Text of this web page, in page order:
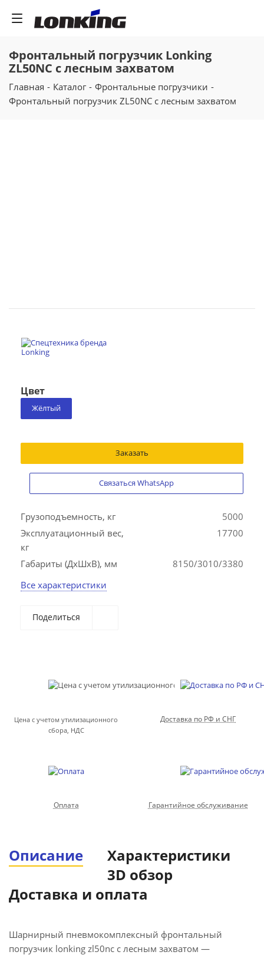
Фронтальный погрузчик Lonking
ZL50NC с лесным захватом
Главная - Каталог - Фронтальные погрузчики -
Фронтальный погрузчик ZL50NC с лесным захватом
Цвет
Жёлтый
Заказать
Связаться WhatsApp
Грузоподъемность, кг
5000
Эксплуатационный вес,
кг
17700
Габариты (ДхШхВ), мм
8150/3010/3380
Все характеристики
Поделиться
Цена с учетом утилизационного
сбора, НДС
Доставка по РФ и СНГ
Оплата Гарантийное обслуживание
Описание
Характеристики
3D обзор
Доставка и оплата
Шарнирный пневмокомплексный фронтальный
погрузчик lonking zl50nc с лесным захватом —